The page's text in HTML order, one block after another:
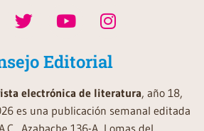
Editorial
electrónica de literatura, año 18,
es una publicación semanal editada
Azabache 136-A, Lomas del